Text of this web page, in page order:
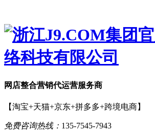
网店整合营销代运营服务商
【淘宝+天猫+京东+拼多多+跨境电商】
免费咨询热线： 135-7545-7943